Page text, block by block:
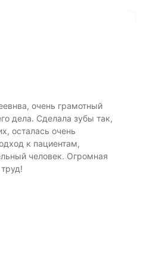
очень грамотный
дела. Сделала зубы так,
осталась очень
к пациентам,
человек. Огромная